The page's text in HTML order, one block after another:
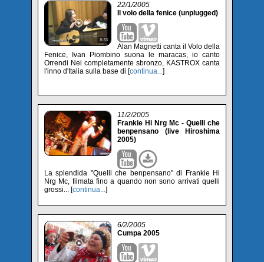
22/1/2005
Il volo della fenice (unplugged)
Alan Magnetti canta il Volo della
Fenice, Ivan Piombino suona le maracas, io canto
Orrendi Nei completamente sbronzo, KASTROX canta
l'inno d'Italia sulla base di [continua...]
11/2/2005
Frankie Hi Nrg Mc - Quelli che
benpensano (live Hiroshima
2005)
La splendida "Quelli che benpensano" di Frankie Hi
Nrg Mc, filmata fino a quando non sono arrivati quelli
grossi... [continua...]
6/2/2005
Cumpa 2005